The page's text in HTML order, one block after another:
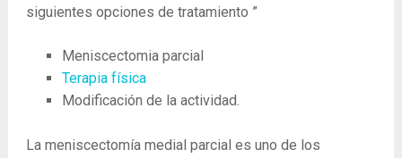
siguientes opciones de tratamiento ”
Meniscectomia parcial
Terapia física
Modificación de la actividad.
La meniscectomía medial parcial es uno de los